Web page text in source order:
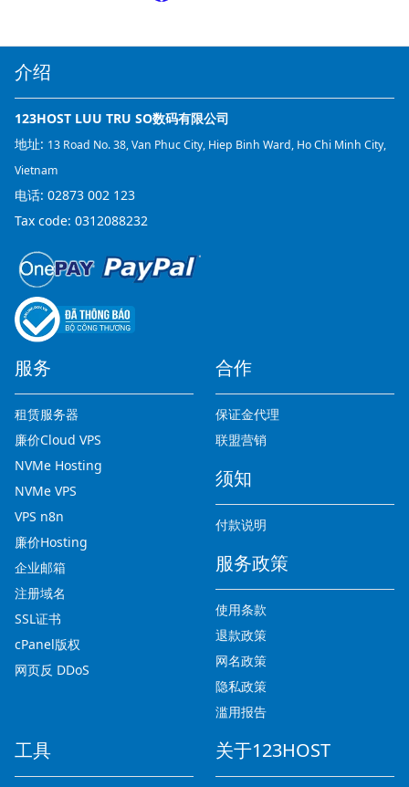
介绍
123HOST LUU TRU SO数码有限公司
地址: 13 Road No. 38, Van Phuc City, Hiep Binh Ward, Ho Chi Minh City,
Vietnam
电话: 02873 002 123
Tax code: 0312088232
服务
租赁服务器
廉价Cloud VPS
NVMe Hosting
NVMe VPS
VPS n8n
廉价Hosting
企业邮箱
注册域名
SSL证书
cPanel版权
网页反 DDoS
合作
保证金代理
联盟营销
须知
付款说明
服务政策
使用条款
退款政策
网名政策
隐私政策
滥用报告
工具 关于123HOST